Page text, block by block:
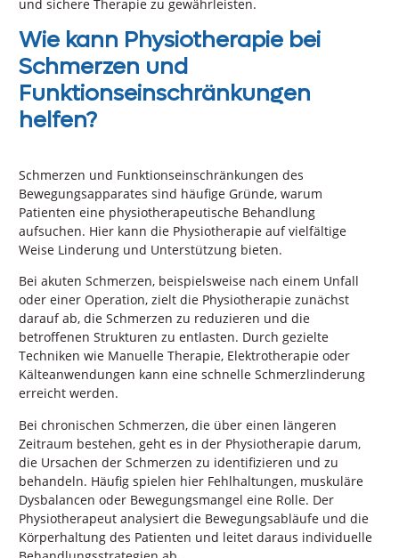
und sichere Therapie zu gewährleisten.
Wie kann Physiotherapie bei
Schmerzen und
Funktionseinschränkungen
helfen?
Schmerzen und Funktionseinschränkungen des
Bewegungsapparates sind häufige Gründe, warum
Patienten eine physiotherapeutische Behandlung
aufsuchen. Hier kann die Physiotherapie auf vielfältige
Weise Linderung und Unterstützung bieten.
Bei akuten Schmerzen, beispielsweise nach einem Unfall
oder einer Operation, zielt die Physiotherapie zunächst
darauf ab, die Schmerzen zu reduzieren und die
betroffenen Strukturen zu entlasten. Durch gezielte
Techniken wie Manuelle Therapie, Elektrotherapie oder
Kälteanwendungen kann eine schnelle Schmerzlinderung
erreicht werden.
Bei chronischen Schmerzen, die über einen längeren
Zeitraum bestehen, geht es in der Physiotherapie darum,
die Ursachen der Schmerzen zu identifizieren und zu
behandeln. Häufig spielen hier Fehlhaltungen, muskuläre
Dysbalancen oder Bewegungsmangel eine Rolle. Der
Physiotherapeut analysiert die Bewegungsabläufe und die
Körperhaltung des Patienten und leitet daraus individuelle